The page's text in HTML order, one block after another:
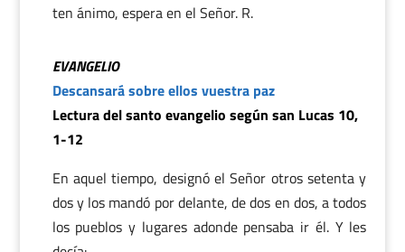
ten ánimo, espera en el Señor. R.
EVANGELIO
Descansará sobre ellos vuestra paz
Lectura del santo evangelio según san Lucas 10,
1-12
En aquel tiempo, designó el Señor otros setenta y
dos y los mandó por delante, de dos en dos, a todos
los pueblos y lugares adonde pensaba ir él. Y les